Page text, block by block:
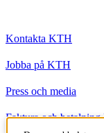
Kontakta KTH
Jobba på KTH
Press och media
Faktura och